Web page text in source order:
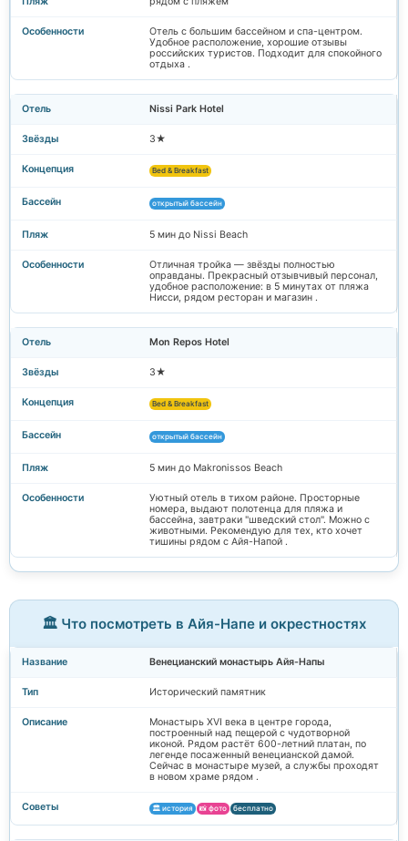
Отель с большим бассейном и спа-центром.
Удобное расположение, хорошие отзывы
российских туристов. Подходит для спокойного
отдыха .
Nissi Park Hotel
3★
Bed & Breakfast
открытый бассейн
5 мин до Nissi Beach
Отличная тройка — звёзды полностью
оправданы. Прекрасный отзывчивый персонал,
удобное расположение: в 5 минутах от пляжа
Нисси, рядом ресторан и магазин .
Mon Repos Hotel
3★
Bed & Breakfast
открытый бассейн
5 мин до Makronissos Beach
Уютный отель в тихом районе. Просторные
номера, выдают полотенца для пляжа и
бассейна, завтраки "шведский стол". Можно с
животными. Рекомендую для тех, кто хочет
тишины рядом с Айя-Напой .
🏛️ Что посмотреть в Айя-Напе и окрестностях
Венецианский монастырь Айя-Напы
Исторический памятник
Монастырь XVI века в центре города,
построенный над пещерой с чудотворной
иконой. Рядом растёт 600-летний платан, по
легенде посаженный венецианской дамой.
Сейчас в монастыре музей, а службы проходят
в новом храме рядом .
🏛️ история 📸 фото бесплатно